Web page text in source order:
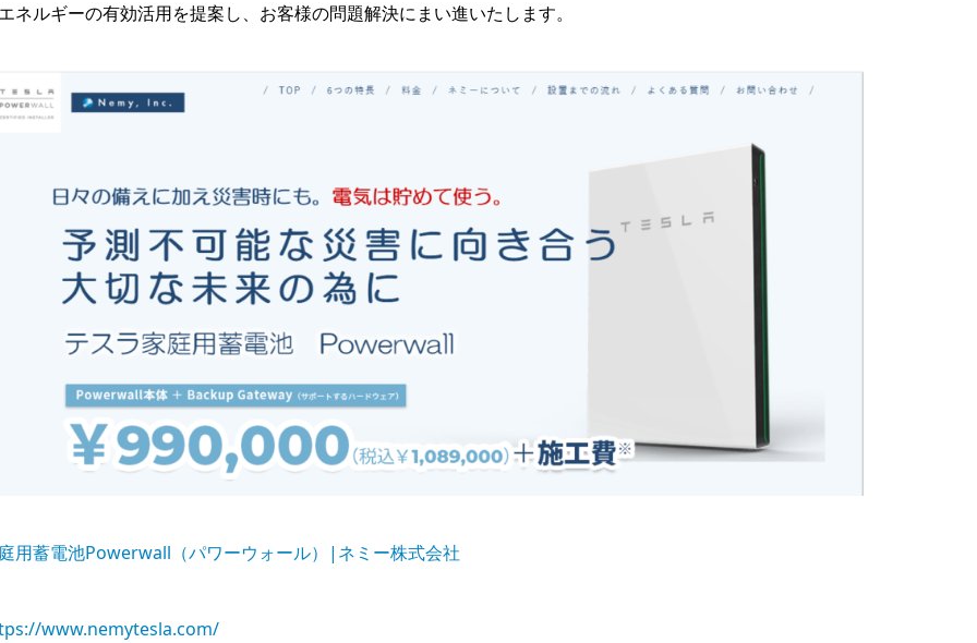
ネルギーの有効活用を提案し、お客様の問題解決にまい進いたします。
用蓄電池Powerwall（パワーウォール）|ネミー株式会社
www.nemytesla.com/